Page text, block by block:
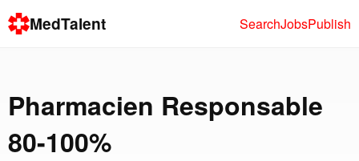
MedTalent SearchJobsPublish
Pharmacien Responsable
80-100%